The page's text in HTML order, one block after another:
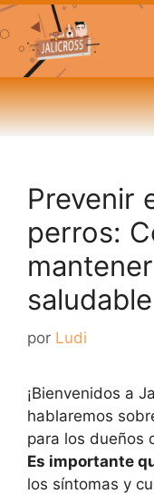
Prevenir
perros:
saludable
por Ludi
¡Bienvenidos a
hablaremos
para los dueños
Es importante
los síntomas y